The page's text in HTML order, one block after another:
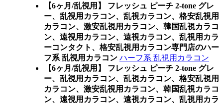
【6ヶ月/乱視用】 フレッシュ ピーチ 2-tone グレ
ー、乱視用カラコン、乱視カラコン、格安乱視用
カラコン、激安乱視用カラコン、韓国乱視カラコ
ン、遠視用カラコン、遠視カラコン、乱視用カラ
ーコンタクト、格安乱視用カラコン専門店のハー
フ系 乱視用カラコン ハーフ系 乱視用カラコン
【6ヶ月/乱視用】 フレッシュ ピーチ 2-tone グレ
ー、乱視用カラコン、乱視カラコン、格安乱視用
カラコン、激安乱視用カラコン、韓国乱視カラコ
ン、遠視用カラコン、遠視カラコン、乱視用カラ